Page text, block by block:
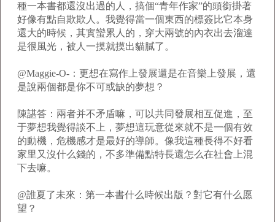
種一本書都還沒出過的人，搞個“青年作家”的頭銜掛著
好像有點自欺欺人。我覺得當一個東西的標簽比它本身
還大的時候，其實蠻累人的，穿大兩號的內衣出去溜達
是很風光，被人一摸就摸出貓膩了。
@Maggie-O-：更想在寫作上發展還是在音樂上發展，還
是說兩個都是你不可或缺的夢想？
陳諶答：兩者并不矛盾嘛，可以共同發展相互促進，至
于夢想我覺得談不上，夢想這玩意從來就不是一個有效
的動機，危機感才是最好的導師。像我這種長得不好看
家里又沒什么錢的，不多準備點特長還怎么在社會上混
下去嘛。
@誰夏了未來：第一本書什么時候出版？對它有什么愿
望？